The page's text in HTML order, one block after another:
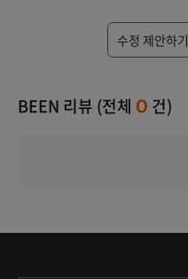
수정 제안하기
BEEN 리뷰 (전체 0 건)